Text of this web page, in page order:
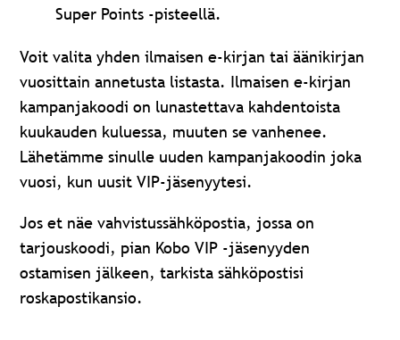
Super Points -pisteellä.
Voit valita yhden ilmaisen e-kirjan tai äänikirjan
vuosittain annetusta listasta. Ilmaisen e-kirjan
kampanjakoodi on lunastettava kahdentoista
kuukauden kuluessa, muuten se vanhenee.
Lähetämme sinulle uuden kampanjakoodin joka
vuosi, kun uusit VIP-jäsenyytesi.
Jos et näe vahvistussähköpostia, jossa on
tarjouskoodi, pian Kobo VIP -jäsenyyden
ostamisen jälkeen, tarkista sähköpostisi
roskapostikansio.